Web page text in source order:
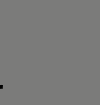
verbraucher
lammertzhof/
www.youtube.com/
Externer Link zu https://